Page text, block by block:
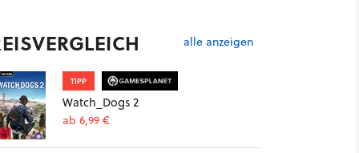
alle anzeigen
TIPP
Watch_Dogs 2
ab 6,99 €